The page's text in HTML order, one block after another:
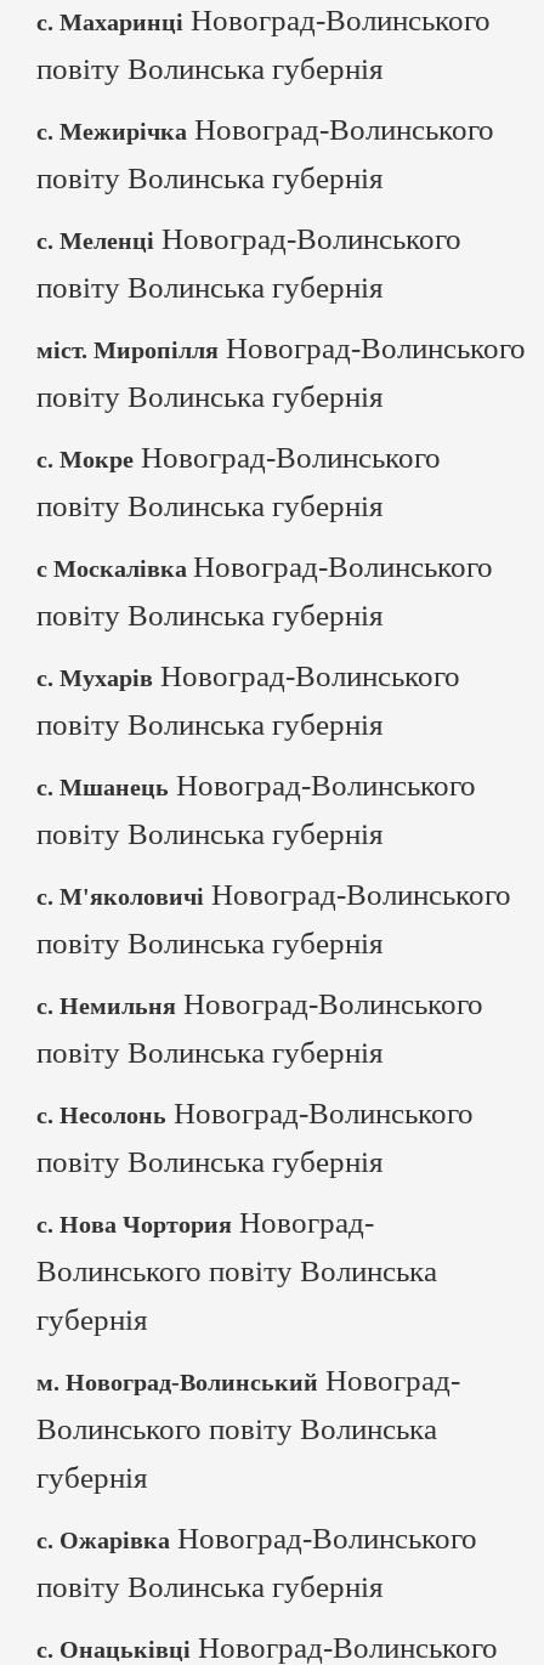
с. Махаринці Новоград-Волинського
повіту Волинська губернія
с. Межирічка Новоград-Волинського
повіту Волинська губернія
с. Меленці Новоград-Волинського
повіту Волинська губернія
міст. Миропілля Новоград-Волинського
повіту Волинська губернія
с. Мокре Новоград-Волинського
повіту Волинська губернія
с Москалівка Новоград-Волинського
повіту Волинська губернія
с. Мухарів Новоград-Волинського
повіту Волинська губернія
с. Мшанець Новоград-Волинського
повіту Волинська губернія
с. М'яколовичі Новоград-Волинського
повіту Волинська губернія
с. Немильня Новоград-Волинського
повіту Волинська губернія
с. Несолонь Новоград-Волинського
повіту Волинська губернія
с. Нова Чортория Новоград-
Волинського повіту Волинська
губернія
м. Новоград-Волинський Новоград-
Волинського повіту Волинська
губернія
с. Ожарівка Новоград-Волинського
повіту Волинська губернія
с. Онацьківці Новоград-Волинського